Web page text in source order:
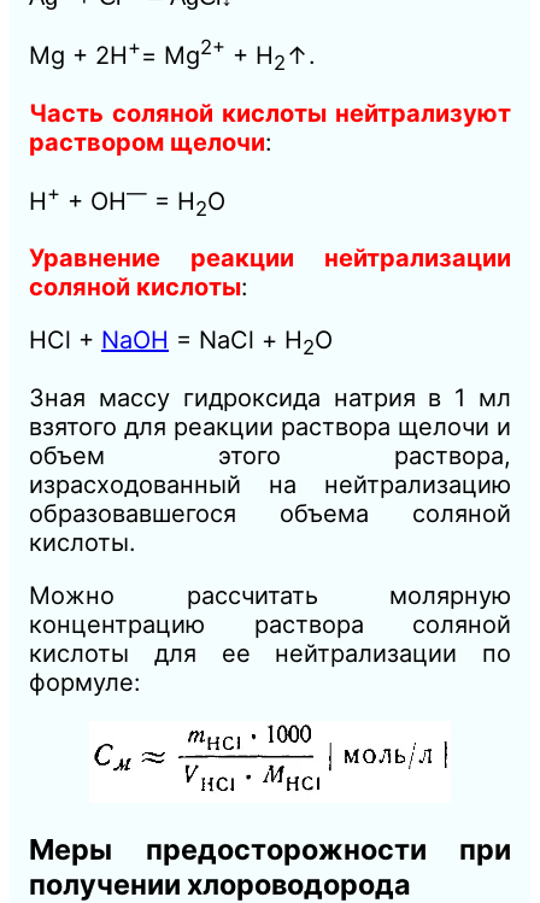
Mg + 2Н+= Mg2+ + H2 ↑.
Часть соляной кислоты нейтрализуют
раствором щелочи:
Н+ + ОН— = Н2O
Уравнение реакции нейтрализации
соляной кислоты:
НСl + NaOH = NaCl + Н2O
Зная массу гидроксида натрия в 1 мл
взятого для реакции раствора щелочи и
объем этого раствора,
израсходованный на нейтрализацию
образовавшегося объема соляной
кислоты.
Можно рассчитать молярную
концентрацию раствора соляной
кислоты для ее нейтрализации по
формуле:
Меры предосторожности при
получении хлороводорода